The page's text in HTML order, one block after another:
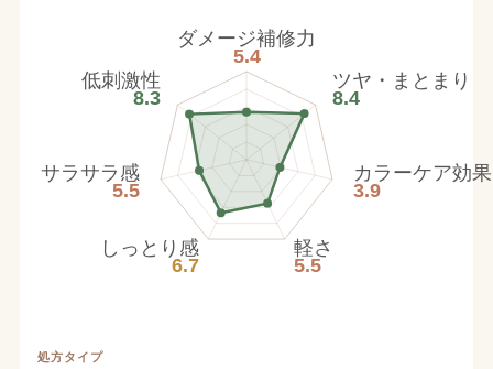
ダメージ補修力
5.4
ツヤ・まとまり
8.4
カラーケア効果
3.9
軽さ
5.5
しっとり感
6.7
サラサラ感
5.5
低刺激性
8.3
処方タイプ